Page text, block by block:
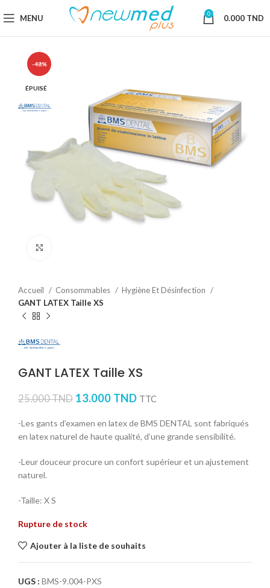
MENU 0 0.000 TND
-48%
ÉPUISÉ
Accueil Consommables
Hygiène Et Désinfection
GANT LATEX Taille XS
GANT LATEX Taille XS
25.000TND 13.000 TND TTC
-Les gants d’examen en latex de BMS DENTAL sont fabriqués
en latex naturel de haute qualité, d’une grande sensibilité.
-Leur douceur procure un confort supérieur et un ajustement
naturel.
-Taille: X S
Rupture de stock
Ajouter à la liste de souhaits
UGS : BMS-9.004-PXS